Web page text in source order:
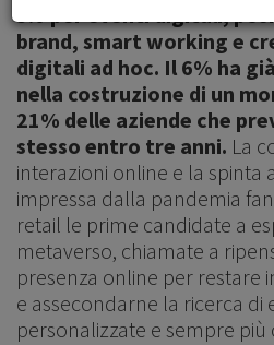
3.0 per eventi digitali,
brand, smart working e
digitali ad hoc. Il 6% ha
nella costruzione di un
21% delle aziende che
stesso entro tre anni. La
interazioni online e la spinta
impressa dalla pandemia
retail le prime candidate a
metaverso, chiamate a
presenza online per restare
e assecondarne la ricerca di
personalizzate e sempre più